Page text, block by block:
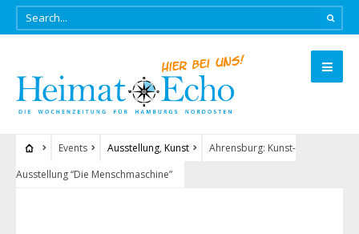
Events Ausstellung, Kunst
Ahrensburg: Kunst-
Ausstellung “Die Menschmaschine”